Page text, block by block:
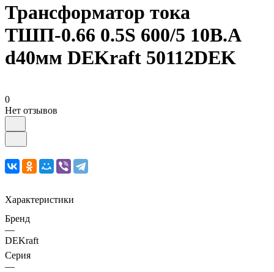
Трансформатор тока
ТШП-0.66 0.5S 600/5 10В.А
d40мм DEKraft 50112DEK
0
Нет отзывов
Характеристики
Бренд
—
DEKraft
Серия
—